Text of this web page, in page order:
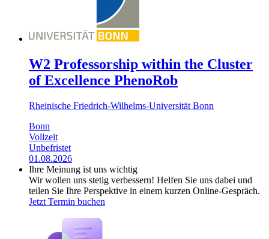
W2 Professorship within the Cluster
of Excellence PhenoRob
Rheinische Friedrich-Wilhelms-Universität Bonn
Bonn
Vollzeit
Unbefristet
01.08.2026
Ihre Meinung ist uns wichtig
Wir wollen uns stetig verbessern! Helfen Sie uns dabei und
teilen Sie Ihre Perspektive in einem kurzen Online-Gespräch.
Jetzt Termin buchen